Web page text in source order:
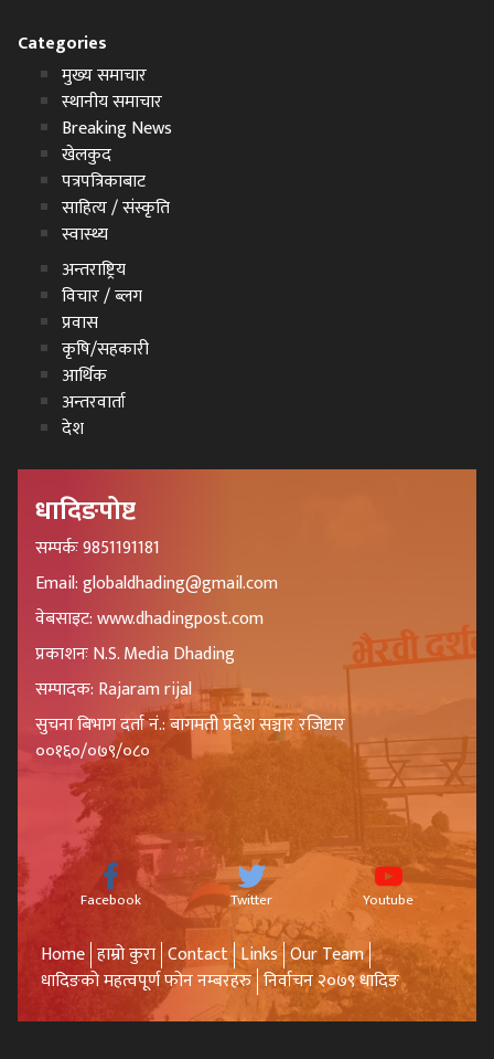
Categories
मुख्य समाचार
स्थानीय समाचार
Breaking News
खेलकुद
पत्रपत्रिकाबाट
साहित्य / संस्कृति
स्वास्थ्य
अन्तराष्ट्रिय
विचार / ब्लग
प्रवास
कृषि/सहकारी
आर्थिक
अन्तरवार्ता
देश
धादिङपोष्ट
सम्पर्कः 9851191181
Email: globaldhading@gmail.com
वेबसाइट: www.dhadingpost.com
प्रकाशनः N.S. Media Dhading
सम्पादक: Rajaram rijal
सुचना बिभाग दर्ता नं.: बागमती प्रदेश सञ्चार रजिष्टार
००१६०/०७९/०८०
Facebook Twitter Youtube
Home हाम्रो कुरा Contact Links Our Team
धादिङको महत्वपूर्ण फोन नम्बरहरु निर्वाचन २०७९ धादिङ